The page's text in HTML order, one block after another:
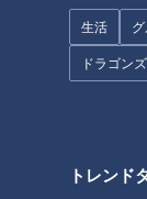
生活
ドラゴンズ
トレンド